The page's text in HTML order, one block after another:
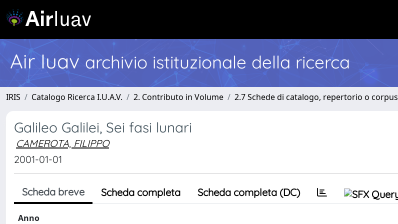
Air Iuav archivio istituzionale della ricerca
IRIS Catalogo Ricerca I.U.A.V. 2. Contributo in Volume 2.7 Schede di catalogo, repertorio o corpus
Galileo Galilei, Sei fasi lunari
CAMEROTA, FILIPPO
2001-01-01
Scheda breve Scheda completa Scheda completa (DC)
Anno